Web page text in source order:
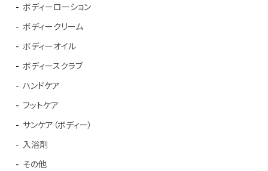
ボディーローション
ボディークリーム
ボディーオイル
ボディースクラブ
ハンドケア
フットケア
サンケア（ボディー）
入浴剤
その他